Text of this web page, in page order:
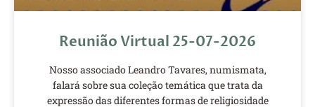
Reunião Virtual 25-07-2026
Nosso associado Leandro Tavares, numismata,
falará sobre sua coleção temática que trata da
expressão das diferentes formas de religiosidade